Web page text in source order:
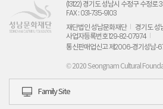
(13122) 경기도 성남시 수정구 수정로
FAX : 031-735-9103
재단법인 성남문화재단
경기도 성
사업자등록번호 129-82-07974
통신판매업신고 제2006-경기성남-
© 2020 Seongnam Cultural
Family Site